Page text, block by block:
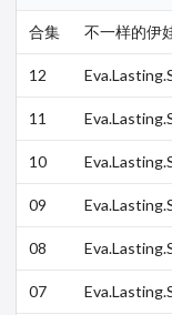
合集
不一样的伊
12
11
10
09
08
07